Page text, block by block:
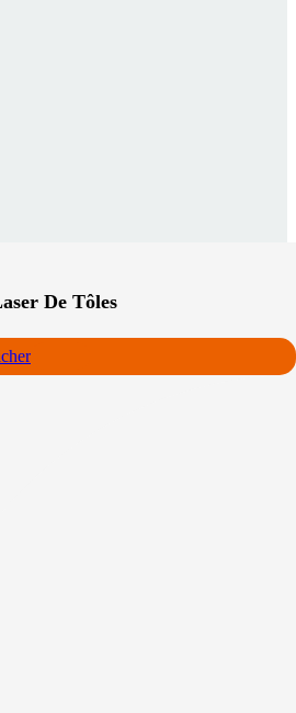
De Tôles